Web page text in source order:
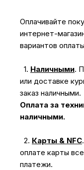
Оплачивайте
интернет-
вариантов
1. Наличными.
или доставке
заказ наличными.
Оплата за
наличными.
2. Карты & NFC.
оплате карты
платежи.